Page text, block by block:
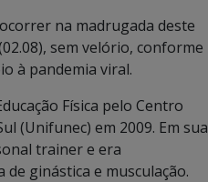
na madrugada deste
sem velório, conforme
à pandemia viral.
Física pelo Centro
(Unifunec) em 2009. Em sua
trainer e era
ginástica e musculação.